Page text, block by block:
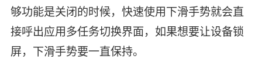
够功能是关闭的时候，快速使用下滑手势就会直
接呼出应用多任务切换界面，如果想要让设备锁
屏，下滑手势要一直保持。